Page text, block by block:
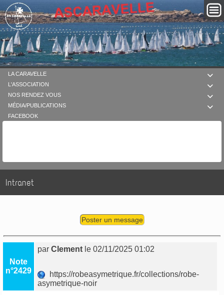

LA CARAVELLE

L'ASSOCIATION

NOS RENDEZ VOUS

MÉDIA/PUBLICATIONS
FACEBOOK
Intranet
Poster un message
Note
n°2429
parClement le 02/11/2025 01:02
https://robeasymetrique.fr/collections/robe-
asymetrique-noir